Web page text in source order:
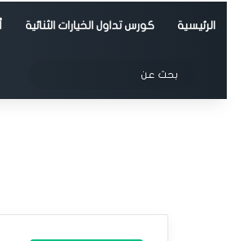
الرئيسية كورس تداول الخيارات الثنائية
الوضع المظلم
عن